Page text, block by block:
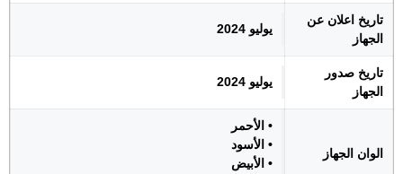
تاريخ اعلان عن
الجهاز
يوليو 2024
تاريخ صدور
الجهاز
يوليو 2024
الوان الجهاز
• الأحمر
• الأسود
• الأبيض